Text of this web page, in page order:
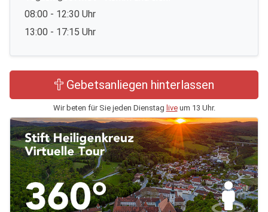
08:00 - 12:30 Uhr
13:00 - 17:15 Uhr
Gebetsanliegen hinterlassen
Wir beten für Sie jeden Dienstag liveum 13 Uhr.